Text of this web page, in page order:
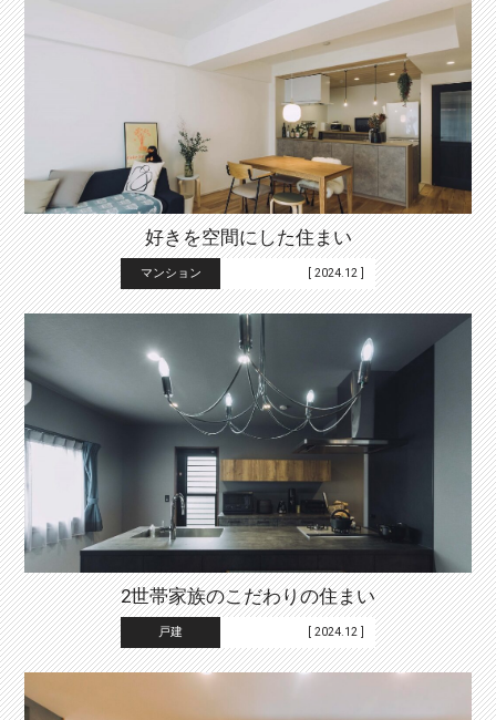
好きを空間にした住まい
マンション [ 2024.12 ]
2世帯家族のこだわりの住まい
戸建 [ 2024.12 ]